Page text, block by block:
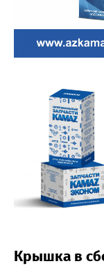
Крышка в